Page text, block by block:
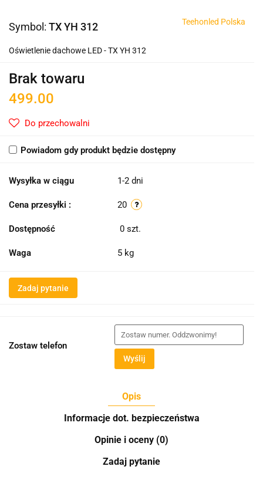
Symbol: TX YH 312 Teehonled Polska
Oświetlenie dachowe LED - TX YH 312
Brak towaru
499.00
Do przechowalni
Powiadom gdy produkt będzie dostępny
Wysyłka w ciągu 1-2 dni
Cena przesyłki : 20
Dostępność 0 szt.
Waga 5 kg
Zadaj pytanie
Zostaw telefon
Wyślij
Opis
Informacje dot. bezpieczeństwa
Opinie i oceny (0)
Zadaj pytanie